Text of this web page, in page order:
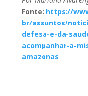
Fonte: https://
br/assuntos/
defesa-e-da-
acompanhar-a-
amazonas